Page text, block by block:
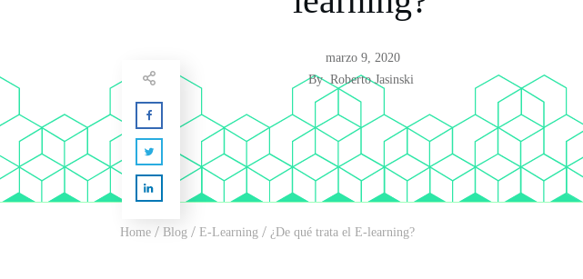
marzo 9, 2020
ByRoberto Jasinski
Home / Blog / E-Learning / ¿De qué trata el E-learning?